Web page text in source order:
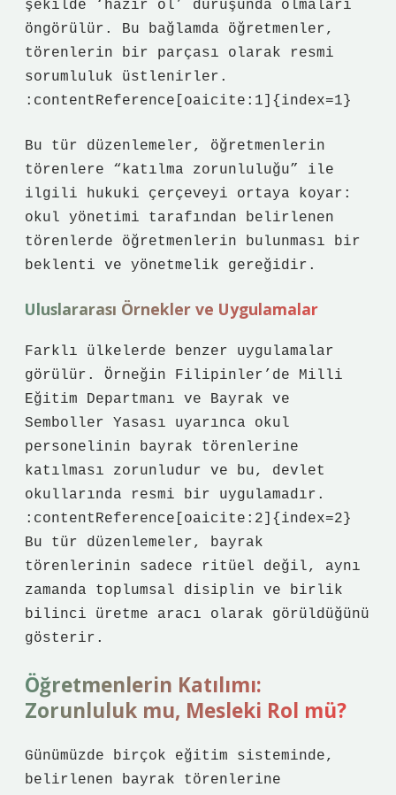
şekilde ‘hazır ol’ duruşunda olmaları
öngörülür. Bu bağlamda öğretmenler,
törenlerin bir parçası olarak resmi
sorumluluk üstlenirler.
:contentReference[oaicite:1]{index=1}
Bu tür düzenlemeler, öğretmenlerin
törenlere “katılma zorunluluğu” ile
ilgili hukuki çerçeveyi ortaya koyar:
okul yönetimi tarafından belirlenen
törenlerde öğretmenlerin bulunması bir
beklenti ve yönetmelik gereğidir.
Uluslararası Örnekler ve Uygulamalar
Farklı ülkelerde benzer uygulamalar
görülür. Örneğin Filipinler’de Milli
Eğitim Departmanı ve Bayrak ve
Semboller Yasası uyarınca okul
personelinin bayrak törenlerine
katılması zorunludur ve bu, devlet
okullarında resmi bir uygulamadır.
:contentReference[oaicite:2]{index=2}
Bu tür düzenlemeler, bayrak
törenlerinin sadece ritüel değil, aynı
zamanda toplumsal disiplin ve birlik
bilinci üretme aracı olarak görüldüğünü
gösterir.
Öğretmenlerin Katılımı:
Zorunluluk mu, Mesleki Rol mü?
Günümüzde birçok eğitim sisteminde,
belirlenen bayrak törenlerine